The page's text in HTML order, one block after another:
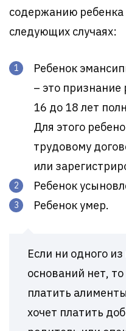
содержанию
следующих случаях:
Ребенок
– это признание
16 до 18 лет
Для этого
трудовому
или
Ребенок
Ребенок умер.
Если ни одного
оснований нет,
платить
хочет платить